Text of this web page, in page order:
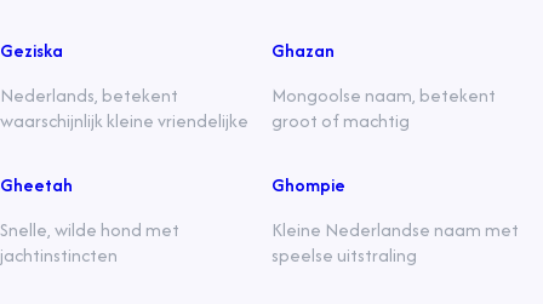
Geziska
Nederlands, betekent
waarschijnlijk kleine vriendelijke
Ghazan
Mongoolse naam, betekent
groot of machtig
Gheetah
Snelle, wilde hond met
jachtinstincten
Ghompie
Kleine Nederlandse naam met
speelse uitstraling